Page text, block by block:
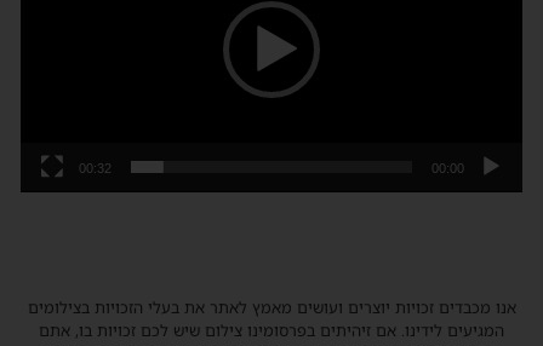
00:00
00:32
אנו מכבדים זכויות יוצרים ועושים מאמץ לאתר את בעלי הזכויות בצילומים
המגיעים לידינו. אם זיהיתים בפרסומינו צילום שיש לכם זכויות בו, אתם